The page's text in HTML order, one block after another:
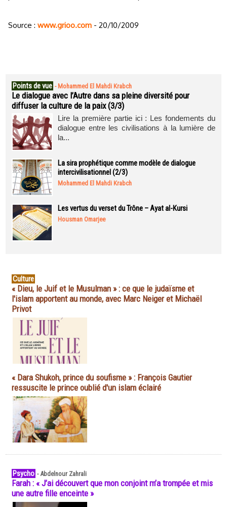
Source : www.grioo.com - 20/10/2009
Points de vue - Mohammed El Mahdi Krabch
Le dialogue avec l’Autre dans sa pleine diversité pour
diffuser la culture de la paix (3/3)
Lire la première partie ici : Les fondements du
dialogue entre les civilisations à la lumière de
la...
La sira prophétique comme modèle de dialogue
intercivilisationnel (2/3)
Mohammed El Mahdi Krabch
Les vertus du verset du Trône – Ayat al-Kursi
Housman Omarjee
Culture
« Dieu, le Juif et le Musulman » : ce que le judaïsme et
l'islam apportent au monde, avec Marc Neiger et Michaël
Privot
« Dara Shukoh, prince du soufisme » : François Gautier
ressuscite le prince oublié d'un islam éclairé
Psycho -Abdelnour Zahrali
Farah : « J’ai découvert que mon conjoint m’a trompée et mis
une autre fille enceinte »